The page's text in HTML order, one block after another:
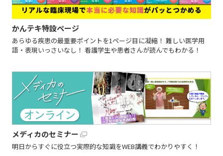
かんテキ特設ページ
あらゆる疾患の最重要ポイントを1ページ目に凝縮！ 難しい医学用
語・表現いっさいなし！ 看護学生や患者さんが読んでもわかる！
メディカのセミナー
明日からすぐに役立つ実際的な知識をWEB講義でわかりやすく！